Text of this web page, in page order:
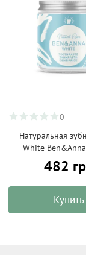
0
Натуральная
White
482
Купить